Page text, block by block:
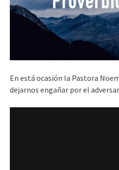
En está ocasión la Pastora
dejarnos engañar por el